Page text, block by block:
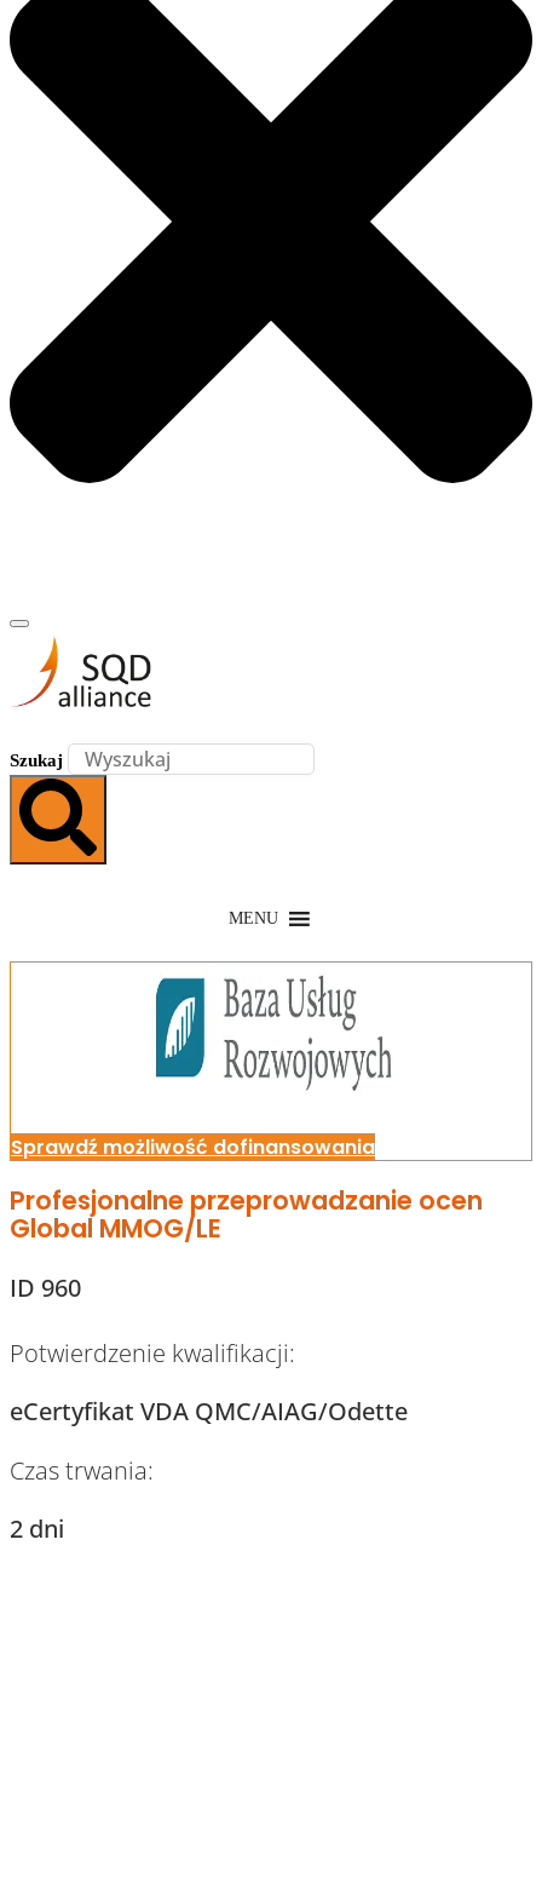
Szukaj
MENU
Sprawdź możliwość dofinansowania
Profesjonalne przeprowadzanie ocen
Global MMOG/LE
ID 960
Potwierdzenie kwalifikacji:
eCertyfikat VDA QMC/AIAG/Odette
Czas trwania:
2 dni